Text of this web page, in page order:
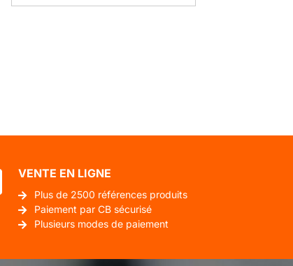
VENTE EN LIGNE
Plus de 2500 références produits
Paiement par CB sécurisé
Plusieurs modes de paiement